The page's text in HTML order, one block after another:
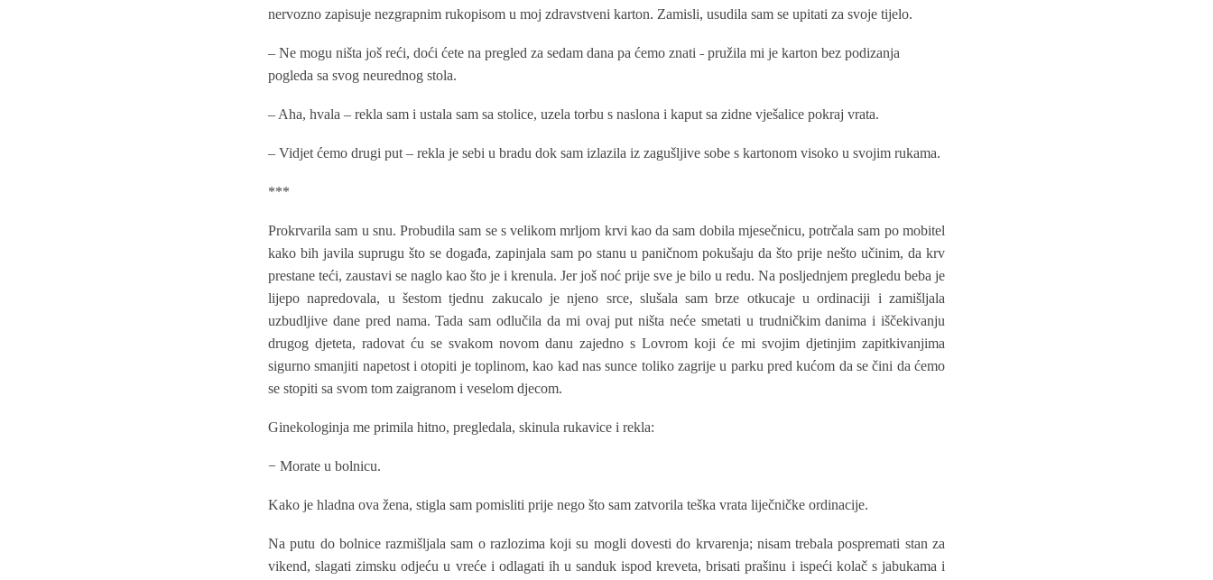
nervozno zapisuje nezgrapnim rukopisom u moj zdravstveni karton. Zamisli, usudila sam se upitati za svoje tijelo.
– Ne mogu ništa još reći, doći ćete na pregled za sedam dana pa ćemo znati ˗ pružila mi je karton bez podizanja
pogleda sa svog neurednog stola.
– Aha, hvala – rekla sam i ustala sam sa stolice, uzela torbu s naslona i kaput sa zidne vješalice pokraj vrata.
– Vidjet ćemo drugi put – rekla je sebi u bradu dok sam izlazila iz zagušljive sobe s kartonom visoko u svojim rukama.
***
Prokrvarila sam u snu. Probudila sam se s velikom mrljom krvi kao da sam dobila mjesečnicu, potrčala sam po mobitel
kako bih javila suprugu što se događa, zapinjala sam po stanu u paničnom pokušaju da što prije nešto učinim, da krv
prestane teći, zaustavi se naglo kao što je i krenula. Jer još noć prije sve je bilo u redu. Na posljednjem pregledu beba je
lijepo napredovala, u šestom tjednu zakucalo je njeno srce, slušala sam brze otkucaje u ordinaciji i zamišljala
uzbudljive dane pred nama. Tada sam odlučila da mi ovaj put ništa neće smetati u trudničkim danima i iščekivanju
drugog djeteta, radovat ću se svakom novom danu zajedno s Lovrom koji će mi svojim djetinjim zapitkivanjima
sigurno smanjiti napetost i otopiti je toplinom, kao kad nas sunce toliko zagrije u parku pred kućom da se čini da ćemo
se stopiti sa svom tom zaigranom i veselom djecom.
Ginekologinja me primila hitno, pregledala, skinula rukavice i rekla:
− Morate u bolnicu.
Kako je hladna ova žena, stigla sam pomisliti prije nego što sam zatvorila teška vrata liječničke ordinacije.
Na putu do bolnice razmišljala sam o razlozima koji su mogli dovesti do krvarenja; nisam trebala pospremati stan za
vikend, slagati zimsku odjeću u vreće i odlagati ih u sanduk ispod kreveta, brisati prašinu i ispeći kolač s jabukama i